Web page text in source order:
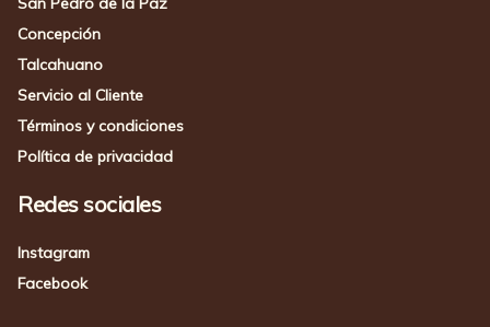
Concepción
Talcahuano
Servicio al Cliente
Términos y condiciones
Política de privacidad
Redes sociales
Instagram
Facebook